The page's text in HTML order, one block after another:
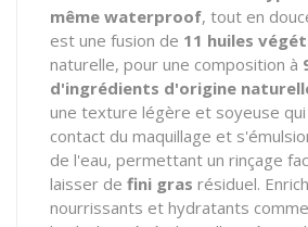
même waterproof, tout en
est une fusion de 11 huiles
naturelle, pour une composition à
d'ingrédients d'origine
une texture légère et soyeuse
contact du maquillage et
de l'eau, permettant un rinçage
laisser de fini gras résiduel.
nourrissants et hydratants